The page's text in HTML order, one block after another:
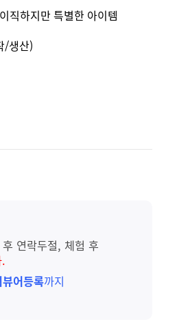
직하지만 특별한 아이템
/생산)
연락두절, 체험 후
뷰어등록까지